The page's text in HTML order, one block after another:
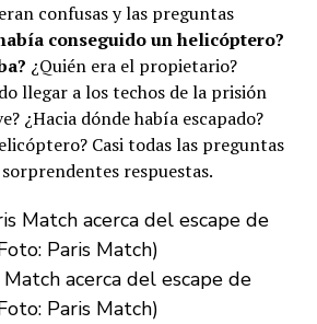
confusas y las preguntas
conseguido un helicóptero?
¿Quién era el propietario?
llegar a los techos de la prisión
¿Hacia dónde había escapado?
Casi todas las preguntas
respuestas.
acerca del escape de
Paris Match)